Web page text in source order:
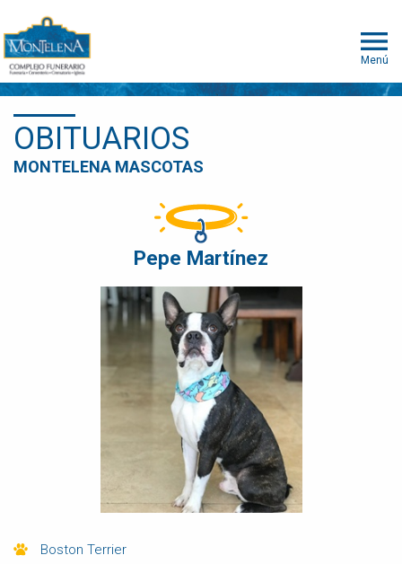
Menú
OBITUARIOS
MONTELENA MASCOTAS
Pepe Martínez
Boston Terrier